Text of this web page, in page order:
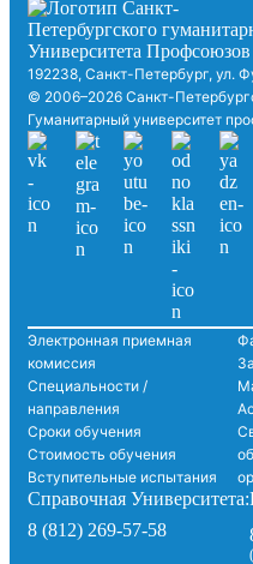
192238, Санкт-Петербург, ул.
© 2006–2026 Санкт-
Гуманитарный университет
Электронная приемная
комиссия
Специальности /
направления
Сроки обучения
Стоимость обучения
Вступительные испытания
Справочная Университета:
8 (812) 269-57-58